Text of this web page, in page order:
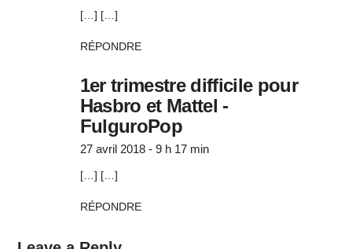
[…] […]
RÉPONDRE
1er trimestre difficile pour
Hasbro et Mattel -
FulguroPop
27 avril 2018 - 9 h 17 min
[…] […]
RÉPONDRE